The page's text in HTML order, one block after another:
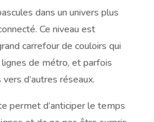
dans un univers plus
Ce niveau est
carrefour de couloirs qui
de métro, et parfois
d’autres réseaux.
permet d’anticiper le temps